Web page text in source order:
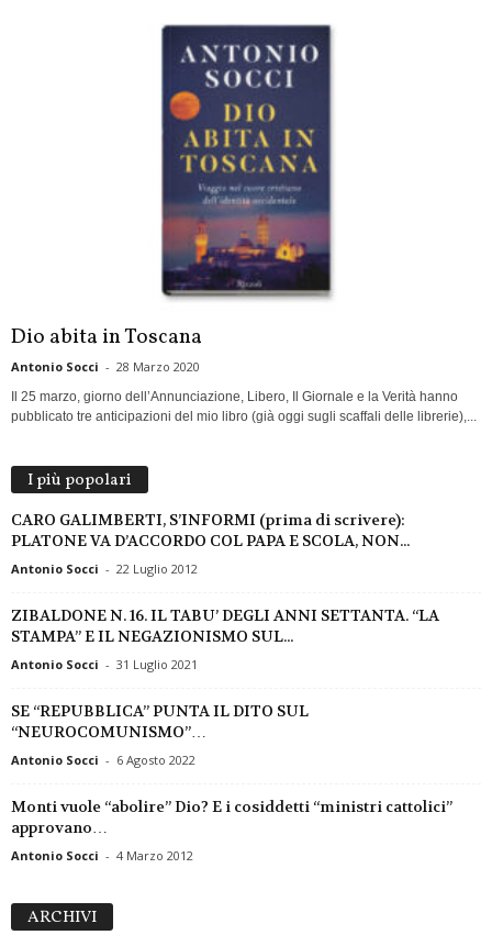
Dio abita in Toscana
Antonio Socci - 28 Marzo 2020
Il 25 marzo, giorno dell’Annunciazione, Libero, Il Giornale e la Verità hanno
pubblicato tre anticipazioni del mio libro (già oggi sugli scaffali delle librerie),...
I più popolari
CARO GALIMBERTI, S’INFORMI (prima di scrivere):
PLATONE VA D’ACCORDO COL PAPA E SCOLA, NON...
Antonio Socci - 22 Luglio 2012
ZIBALDONE N. 16. IL TABU’ DEGLI ANNI SETTANTA. “LA
STAMPA” E IL NEGAZIONISMO SUL...
Antonio Socci - 31 Luglio 2021
SE “REPUBBLICA” PUNTA IL DITO SUL
“NEUROCOMUNISMO”…
Antonio Socci - 6 Agosto 2022
Monti vuole “abolire” Dio? E i cosiddetti “ministri cattolici”
approvano…
Antonio Socci - 4 Marzo 2012
ARCHIVI